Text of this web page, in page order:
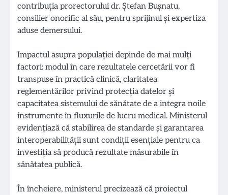
contribuția prorectorului dr. Ștefan Bușnatu,
consilier onorific al său, pentru sprijinul și expertiza
aduse demersului.
Impactul asupra populației depinde de mai mulți
factori: modul în care rezultatele cercetării vor fi
transpuse în practică clinică, claritatea
reglementărilor privind protecția datelor și
capacitatea sistemului de sănătate de a integra noile
instrumente în fluxurile de lucru medical. Ministerul
evidențiază că stabilirea de standarde și garantarea
interoperabilității sunt condiții esențiale pentru ca
investiția să producă rezultate măsurabile în
sănătatea publică.
În încheiere, ministerul precizează că proiectul